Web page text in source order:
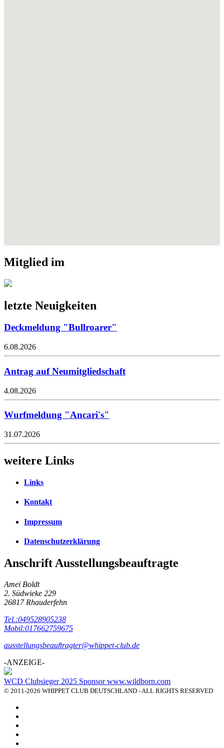
Mitglied im
letzte Neuigkeiten
Deckmeldung "Bullroarer"
6.08.2026
Antrag auf Neumitgliedschaft
4.08.2026
Wurfmeldung "Ancari's"
31.07.2026
weitere Links
Links
Kontakt
Impressum
Datenschutzerklärung
Anschrift Ausstellungsbeauftragte
Amei Boldt
2. Südwieke 229
26817 Rhauderfehn
Tel.:049528905238
Mobil:017662759675
ausstellungsbeauftragter@whippet-club.de
-ANZEIGE-
WCD Clubsieger 2025 Sponsor www.wildborn.com
© 2011-2026 WHIPPET CLUB DEUTSCHLAND - ALL RIGHTS RESERVED